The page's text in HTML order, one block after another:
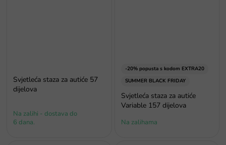
Svjetleća staza za autiće 57
dijelova
Na zalihi - dostava do
6 dana.
-20% popusta s kodom EXTRA20
SUMMER BLACK FRIDAY
Svjetleća staza za autiće
Variable 157 dijelova
Na zalihama